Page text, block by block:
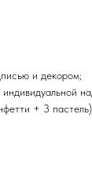
и декором;
+ 3